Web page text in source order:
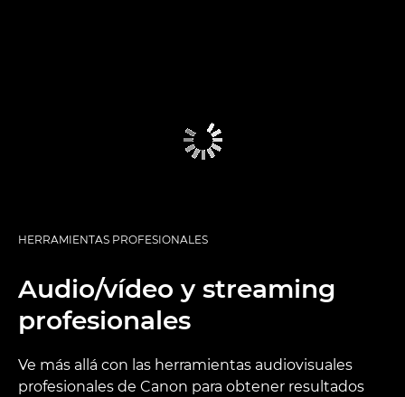
HERRAMIENTAS PROFESIONALES
Audio/vídeo y streaming
profesionales
Ve más allá con las herramientas audiovisuales
profesionales de Canon para obtener resultados